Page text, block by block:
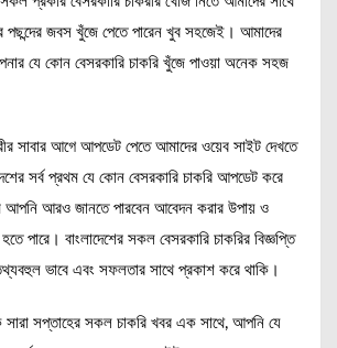
পছন্দের জবস খুঁজে পেতে পারেন খুব সহজেই। আমাদের
যে কোন বেসরকারি চাকরি খুঁজে পাওয়া অনেক সহজ
সাবার আগে আপডেট পেতে আমাদের ওয়েব সাইট দেখতে
সর্ব প্রথম যে কোন বেসরকারি চাকরি আপডেট করে
আপনি আরও জানতে পারবেন আবেদন করার উপায় ও
পারে। বাংলাদেশের সকল বেসরকারি চাকরির বিজ্ঞপ্তি
ভাবে এবং সফলতার সাথে প্রকাশ করে থাকি।
সপ্তাহের সকল চাকরি খবর এক সাথে, আপনি যে